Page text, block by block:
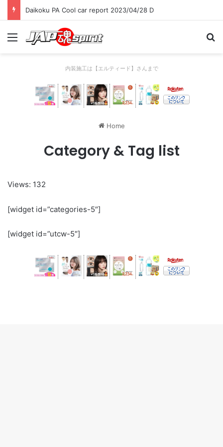
Daikoku PA Cool car report 2023/04/28 D
Menu
内装施工は【エルティード】さんまで
Home
Category & Tag list
Views: 132
[widget id=”categories-5″]
[widget id=”utcw-5″]